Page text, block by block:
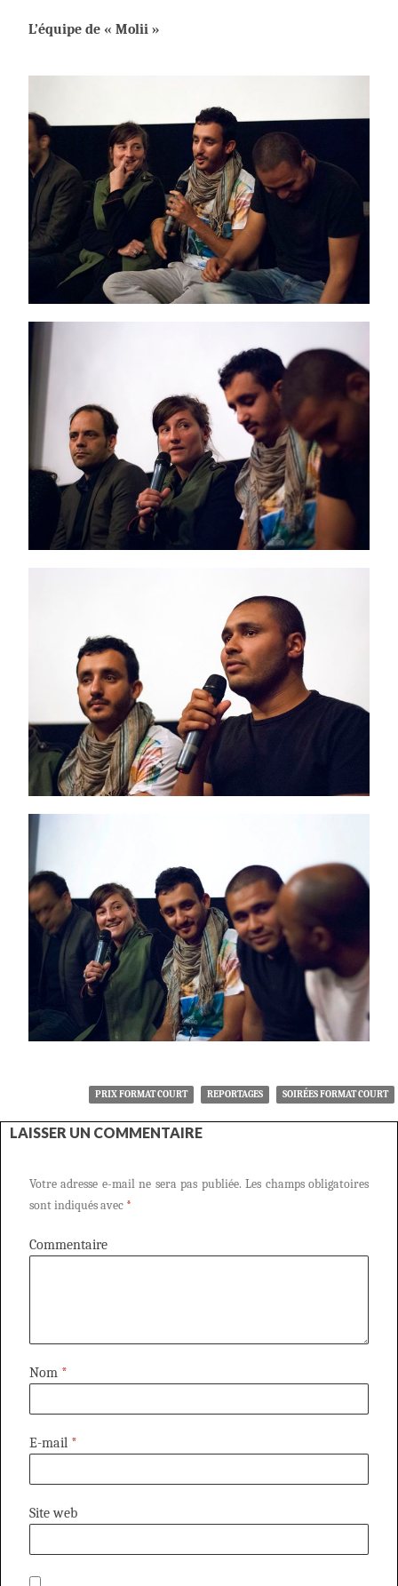
L’équipe de « Molii »
PRIX FORMAT COURT REPORTAGES SOIRÉES FORMAT COURT
LAISSER UN COMMENTAIRE
Votre adresse e-mail ne sera pas publiée. Les champs obligatoires
sont indiqués avec *
Commentaire
Nom *
E-mail *
Site web